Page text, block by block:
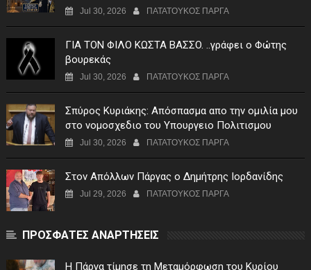
του Σωτήρος Σταυροχωρίου στης 5 Αυγούστου
Jul 30, 2026 ΠΑΤΑΤΟΥΚΟΣ ΠΑΡΓΑ
ΓIA TON ΦIΛO KΩΣTA BAΣΣO. ..γράφει ο Φώτης
βουρεκάς
Jul 30, 2026 ΠΑΤΑΤΟΥΚΟΣ ΠΑΡΓΑ
Σπύρος Κυριάκης: Απόσπασμα απο την ομιλία μου
στο νομοσχεδιο του Υπουργειο Πολιτισμου
Jul 30, 2026 ΠΑΤΑΤΟΥΚΟΣ ΠΑΡΓΑ
Στον Απόλλων Πάργας ο Δημήτρης Ιορδανίδης
Jul 29, 2026 ΠΑΤΑΤΟΥΚΟΣ ΠΑΡΓΑ
ΠΡΟΣΦΑΤΕΣ ΑΝΑΡΤΗΣΕΙΣ
Η Πάργα τίμησε τη Μεταμόρφωση του Κυρίου